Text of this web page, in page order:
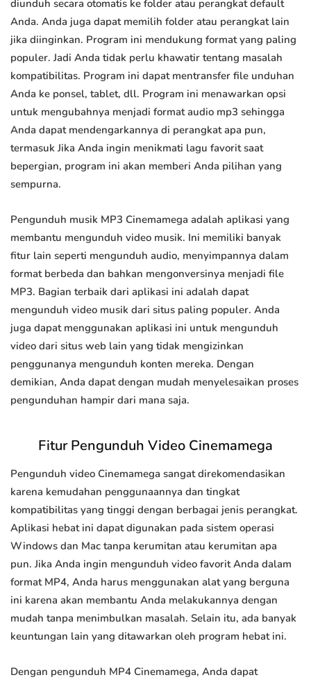
diunduh secara otomatis ke folder atau perangkat default
Anda. Anda juga dapat memilih folder atau perangkat lain
jika diinginkan. Program ini mendukung format yang paling
populer. Jadi Anda tidak perlu khawatir tentang masalah
kompatibilitas. Program ini dapat mentransfer file unduhan
Anda ke ponsel, tablet, dll. Program ini menawarkan opsi
untuk mengubahnya menjadi format audio mp3 sehingga
Anda dapat mendengarkannya di perangkat apa pun,
termasuk Jika Anda ingin menikmati lagu favorit saat
bepergian, program ini akan memberi Anda pilihan yang
sempurna.
Pengunduh musik MP3 Cinemamega adalah aplikasi yang
membantu mengunduh video musik. Ini memiliki banyak
fitur lain seperti mengunduh audio, menyimpannya dalam
format berbeda dan bahkan mengonversinya menjadi file
MP3. Bagian terbaik dari aplikasi ini adalah dapat
mengunduh video musik dari situs paling populer. Anda
juga dapat menggunakan aplikasi ini untuk mengunduh
video dari situs web lain yang tidak mengizinkan
penggunanya mengunduh konten mereka. Dengan
demikian, Anda dapat dengan mudah menyelesaikan proses
pengunduhan hampir dari mana saja.
Fitur Pengunduh Video Cinemamega
Pengunduh video Cinemamega sangat direkomendasikan
karena kemudahan penggunaannya dan tingkat
kompatibilitas yang tinggi dengan berbagai jenis perangkat.
Aplikasi hebat ini dapat digunakan pada sistem operasi
Windows dan Mac tanpa kerumitan atau kerumitan apa
pun. Jika Anda ingin mengunduh video favorit Anda dalam
format MP4, Anda harus menggunakan alat yang berguna
ini karena akan membantu Anda melakukannya dengan
mudah tanpa menimbulkan masalah. Selain itu, ada banyak
keuntungan lain yang ditawarkan oleh program hebat ini.
Dengan pengunduh MP4 Cinemamega, Anda dapat